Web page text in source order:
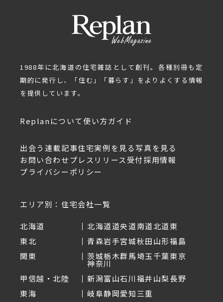
1988年に北海道の住宅雑誌として創刊。各種別冊も定
期的に発行し、「住む」「暮らす」をよりよくする情報
を提供しています。
Replanについて使い方ガイド
出会う 連載記事住宅実例を見る写真を見る
お問い合わせ プレスリリース受付採用情報
プライバシーポリシー
エリア別：住宅会社一覧
北海道 北海道道央道南道北道東
東北
青森岩手宮城秋田山形福島
関東
茨城栃木群馬埼玉千葉東京
神奈川
甲信越・北陸
新潟富山石川福井山梨長野
東海
岐阜静岡愛知三重